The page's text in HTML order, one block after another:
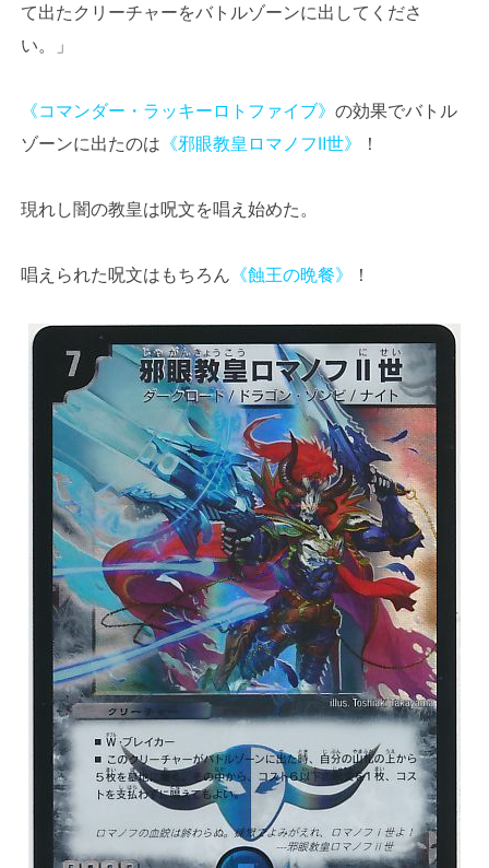
て出たクリーチャーをバトルゾーンに出してくださ
い。」
《コマンダー・ラッキーロトファイブ》 の効果でバトル
ゾーンに出たのは 《邪眼教皇ロマノフⅡ世》 ！
現れし闇の教皇は呪文を唱え始めた。
唱えられた呪文はもちろん 《蝕王の晩餐》 ！